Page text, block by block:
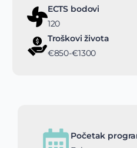
ECTS bodovi
120
Troškovi života
€850-€1300
Početak